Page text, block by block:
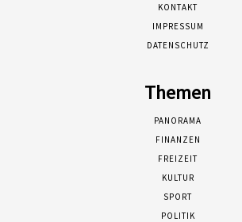
KONTAKT
IMPRESSUM
DATENSCHUTZ
Themen
PANORAMA
FINANZEN
FREIZEIT
KULTUR
SPORT
POLITIK